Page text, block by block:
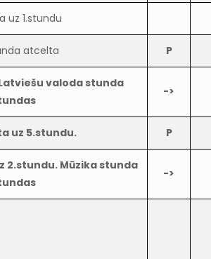
uz 1.stundu
atcelta P
valoda stunda
->
uz 5.stundu. P
2.stundu. Mūzika stunda
->